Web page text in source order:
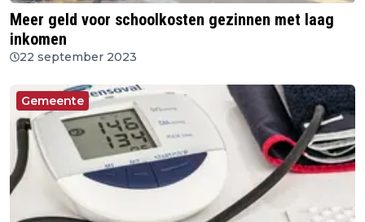
Meer geld voor schoolkosten gezinnen met laag
inkomen
22 september 2023
Gemeente